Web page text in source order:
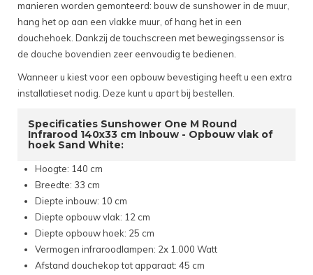
manieren worden gemonteerd: bouw de sunshower in de muur,
hang het op aan een vlakke muur, of hang het in een
douchehoek. Dankzij de touchscreen met bewegingssensor is
de douche bovendien zeer eenvoudig te bedienen.
Wanneer u kiest voor een opbouw bevestiging heeft u een extra
installatieset nodig. Deze kunt u apart bij bestellen.
Specificaties Sunshower One M Round
Infrarood 140x33 cm Inbouw - Opbouw vlak of
hoek Sand White:
Hoogte: 140 cm
Breedte: 33 cm
Diepte inbouw: 10 cm
Diepte opbouw vlak: 12 cm
Diepte opbouw hoek: 25 cm
Vermogen infraroodlampen: 2x 1.000 Watt
Afstand douchekop tot apparaat: 45 cm